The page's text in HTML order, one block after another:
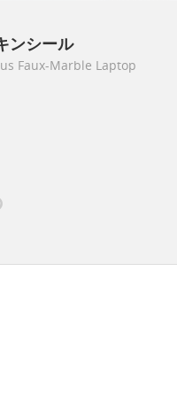
ンシール
Faux-Marble Laptop